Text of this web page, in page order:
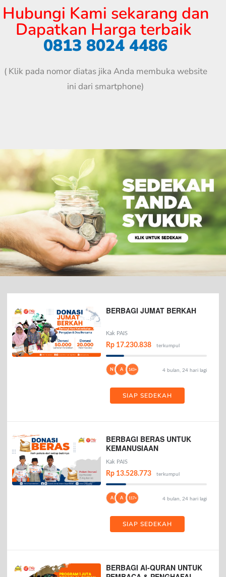
Hubungi Kami sekarang dan
Dapatkan Harga terbaik
0813 8024 4486
( Klik pada nomor diatas jika Anda membuka website
ini dari smartphone)
BERBAGI JUMAT BERKAH
Kak PAIS
Rp 17.230.838 terkumpul
N A 143+ 4 bulan, 24 hari lagi
SIAP SEDEKAH
BERBAGI BERAS UNTUK
KEMANUSIAAN
Kak PAIS
Rp 13.528.773 terkumpul
A A 117+ 4 bulan, 24 hari lagi
SIAP SEDEKAH
BERBAGI Al-QURAN UNTUK